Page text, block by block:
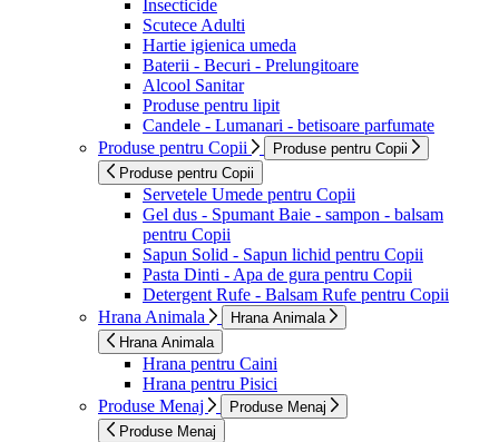
Insecticide
Scutece Adulti
Hartie igienica umeda
Baterii - Becuri - Prelungitoare
Alcool Sanitar
Produse pentru lipit
Candele - Lumanari - betisoare parfumate
Produse pentru Copii
Produse pentru Copii
Produse pentru Copii
Servetele Umede pentru Copii
Gel dus - Spumant Baie - sampon - balsam
pentru Copii
Sapun Solid - Sapun lichid pentru Copii
Pasta Dinti - Apa de gura pentru Copii
Detergent Rufe - Balsam Rufe pentru Copii
Hrana Animala
Hrana Animala
Hrana Animala
Hrana pentru Caini
Hrana pentru Pisici
Produse Menaj
Produse Menaj
Produse Menaj